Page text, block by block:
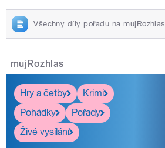
Všechny díly pořadu na mujRozhlas
mujRozhlas
Hry a četby
Krimi
Pohádky
Pořady
Živé vysílání